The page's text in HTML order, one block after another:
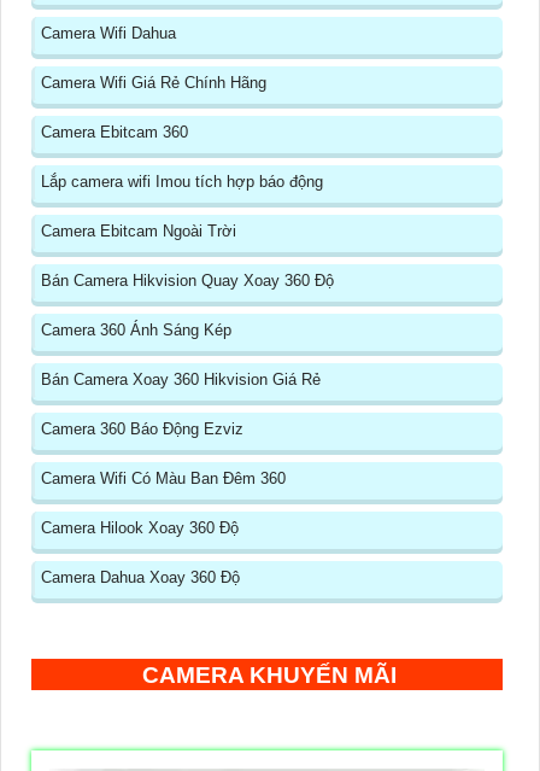
Camera Wifi Dahua
Camera Wifi Giá Rẻ Chính Hãng
Camera Ebitcam 360
Lắp camera wifi Imou tích hợp báo động
Camera Ebitcam Ngoài Trời
Bán Camera Hikvision Quay Xoay 360 Độ
Camera 360 Ánh Sáng Kép
Bán Camera Xoay 360 Hikvision Giá Rẻ
Camera 360 Báo Động Ezviz
Camera Wifi Có Màu Ban Đêm 360
Camera Hilook Xoay 360 Độ
Camera Dahua Xoay 360 Độ
CAMERA KHUYẾN MÃI